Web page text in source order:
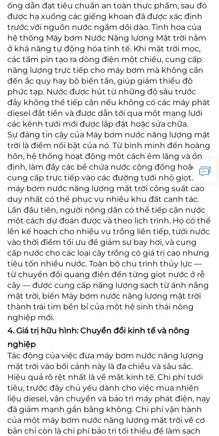
ống dẫn đạt tiêu chuẩn an toàn thực phẩm, sau đó
được hạ xuống các giếng khoan đã được xác định
trước với nguồn nước ngầm dồi dào. Tinh hoa của
hệ thống Máy bơm Nước Năng lượng Mặt trời nằm
ở khả năng tự động hóa tinh tế. Khi mặt trời mọc,
các tấm pin tạo ra dòng điện một chiều, cung cấp
năng lượng trực tiếp cho máy bơm mà không cần
đến ắc quy hay bộ biến tần, giúp giảm thiểu độ
phức tạp. Nước được hút từ những độ sâu trước
đây không thể tiếp cận nếu không có các máy phát
diesel đắt tiền và được dẫn tới qua một mạng lưới
các kênh tưới mới được lắp đặt hoặc sửa chữa.
Sự đáng tin cậy của Máy bơm nước năng lượng mặt
trời là điểm nổi bật của nó. Từ bình minh đến hoàng
hôn, hệ thống hoạt động một cách êm lặng và ổn
định, làm đầy các bể chứa nước cộng đồng hoặc
cung cấp trực tiếp vào các đường tưới nhỏ giọt. Một
máy bơm nước năng lượng mặt trời công suất cao
duy nhất có thể phục vụ nhiều khu đất canh tác.
Lần đầu tiên, người nông dân có thể tiếp cận nước
một cách dự đoán được và theo lịch trình. Họ có thể
lên kế hoạch cho nhiều vụ trồng liên tiếp, tưới nước
vào thời điểm tối ưu để giảm sự bay hơi, và cung
cấp nước cho các loại cây trồng có giá trị cao nhưng
tiêu tốn nhiều nước. Toàn bộ chu trình thủy lực —
từ chuyển đổi quang điện đến từng giọt nước ở rễ
cây — được cung cấp năng lượng sạch từ ánh nắng
mặt trời, biến Máy bơm nước năng lượng mặt trời
thành trái tim bền bỉ của một hệ sinh thái nông
nghiệp mới.
4. Giá trị hữu hình: Chuyển đổi kinh tế và nông
nghiệp
Tác động của việc đưa máy bơm nước năng lượng
mặt trời vào bối cảnh này là đa chiều và sâu sắc.
Hiệu quả rõ rệt nhất là về mặt kinh tế. Chi phí tưới
tiêu, trước đây chủ yếu dành cho việc mua nhiên
liệu diesel, vận chuyển và bảo trì máy phát điện, nay
đã giảm mạnh gần bằng không. Chi phí vận hành
của một máy bơm nước năng lượng mặt trời về cơ
bản chỉ còn là chi phí bảo trì tối thiểu để làm sạch